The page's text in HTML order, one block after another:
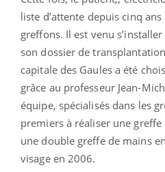
liste d’attente depuis cinq
greffons. Il est venu
son dossier de
capitale des Gaules a été
grâce au professeur Jean-
équipe, spécialisés dans les
premiers à réaliser une
une double greffe de mains
visage en 2006.